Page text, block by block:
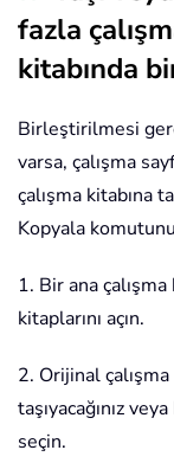
fazla
kitabında
Birleştirilmesi
varsa, çalışma
çalışma kitabına
Kopyala
1. Bir ana
kitaplarını açın.
2. Orijinal çalışma
taşıyacağınız
seçin.